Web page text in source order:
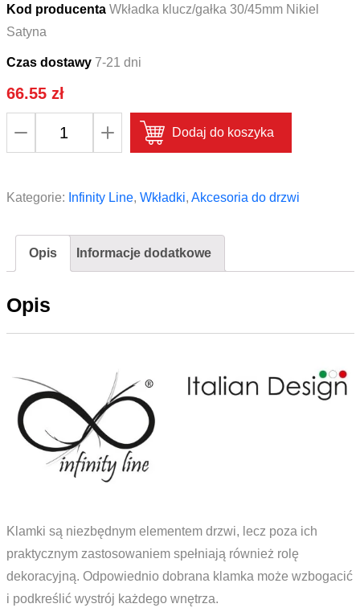
Kod producenta Wkładka klucz/gałka 30/45mm Nikiel
Satyna
Czas dostawy 7-21 dni
66.55 zł
30/45mm
Line
Nikiel
Dodaj do koszyka
Kategorie: Infinity Line, Wkładki, Akcesoria do drzwi
Opis Informacje dodatkowe
Opis
Klamki są niezbędnym elementem drzwi, lecz poza ich
praktycznym zastosowaniem spełniają również rolę
dekoracyjną. Odpowiednio dobrana klamka może wzbogacić
i podkreślić wystrój każdego wnętrza.